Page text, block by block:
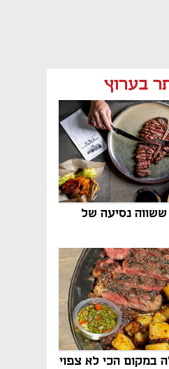
בערוץ
ששווה נסיעה של
במקום הכי לא צפוי